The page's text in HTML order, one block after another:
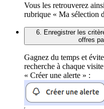
Vous les retrouverez
rubrique « Ma sélection
6. Enregistrer les
offres
Gagnez du temps et
recherche à chaque
« Créer une alerte » :